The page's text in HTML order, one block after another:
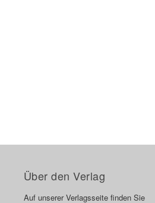
Über den Verlag
Auf unserer Verlagsseite finden Sie